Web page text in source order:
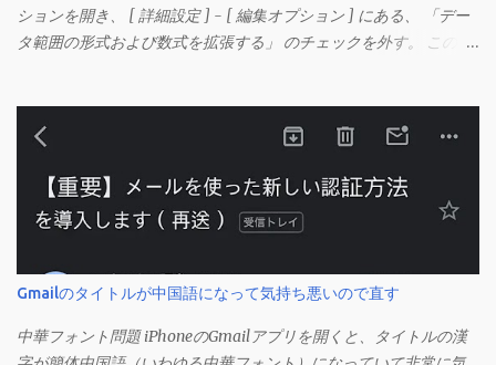
ションを開き、 [ 詳細設定 ] - [ 編集オプション ] にある、 「デー
タ範囲の形式および数式を拡張する」 のチェックを外す。 この機
うです。 このオプションを解除して、他のセル（取り消し線の書
式がないセル）をコピーしてから、もう一度入力してみます。 今
度は大丈夫です。 Mac の場合、画面上部にあるメニューの
「Excel」をクリックして環境設定を開きます（「command + ,
（カンマ）」 でも開きます）。 「編集」を開きます。 「編集オプ
Gmailのタイトルが中国語になって気持ち悪いので直す
中華フォント問題 iPhoneのGmailアプリを開くと、タイトルの漢